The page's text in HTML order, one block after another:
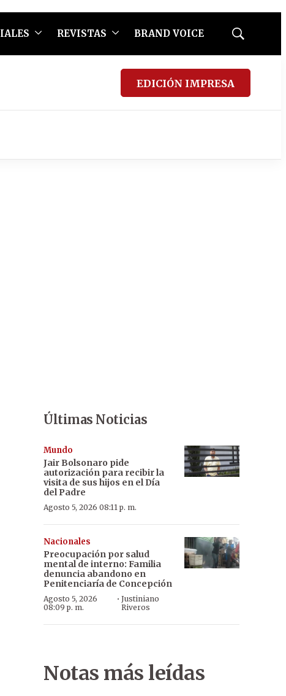
REVISTAS BRAND VOICE
Mostrar
EDICIÓN IMPRESA
Últimas Noticias
Mundo
Jair Bolsonaro pide
autorización para recibir la
visita de sus hijos en el Día
del Padre
Agosto 5, 2026 08:11 p. m.
Nacionales
Preocupación por salud
mental de interno: Familia
denuncia abandono en
Penitenciaría de Concepción
Agosto 5, 2026
08:09 p. m.
· Justiniano
Riveros
Notas más leídas